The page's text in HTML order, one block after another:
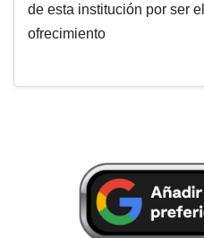
de esta institución por ser
ofrecimiento